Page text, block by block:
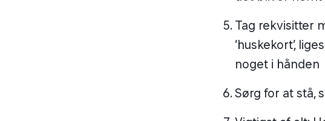
Tag rekvisitter
’huskekort’,
noget i hånden
Sørg for at stå,